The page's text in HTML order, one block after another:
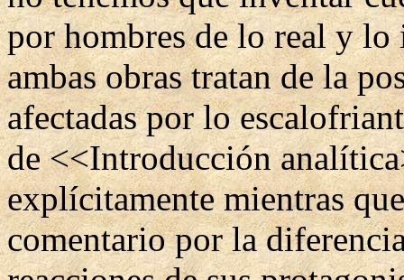
por hombres de lo real y
ambas obras tratan de la
afectadas por lo
de <<Introducción
explícitamente mientras
comentario por la